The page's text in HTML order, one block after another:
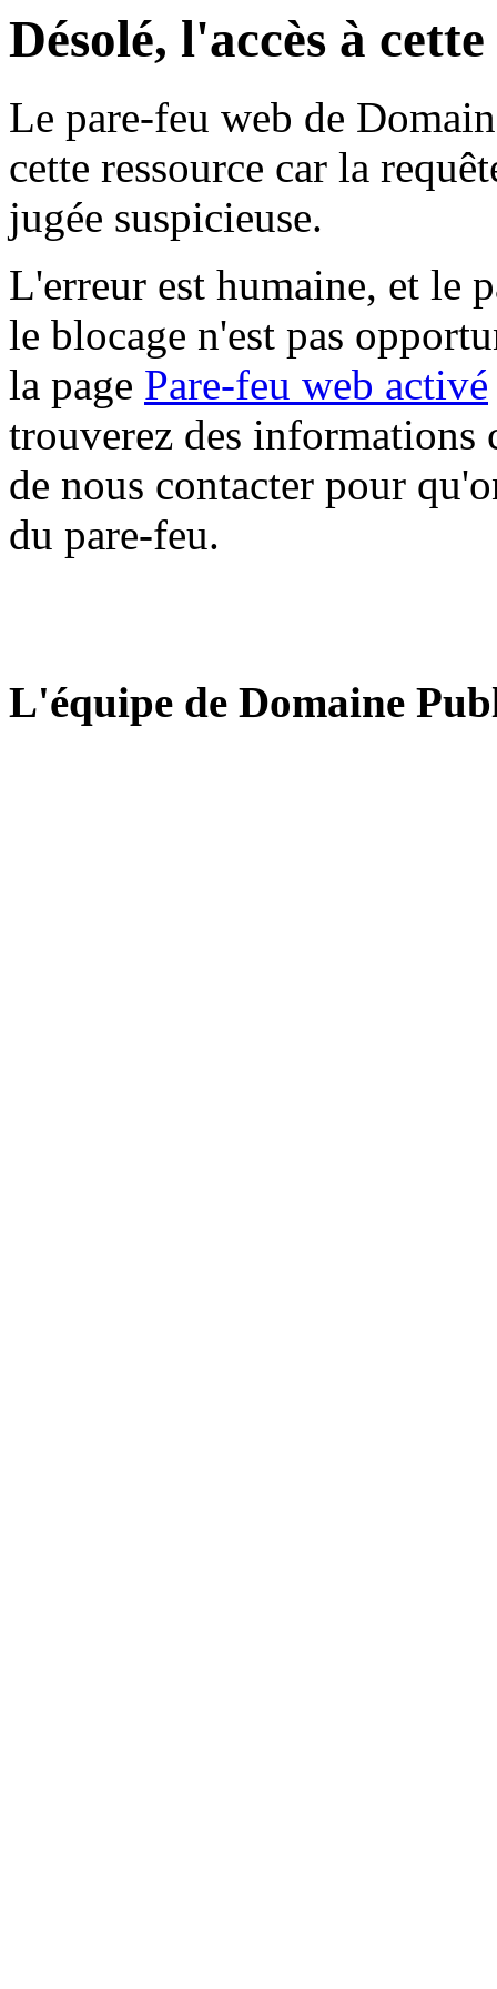
Désolé, l'accès à
Le pare-feu web de
cette ressource car la
jugée suspicieuse.
L'erreur est humaine, et le
le blocage n'est pas
la page Pare-feu web activé
trouverez des informations
de nous contacter pour
du pare-feu.
L'équipe de Domaine